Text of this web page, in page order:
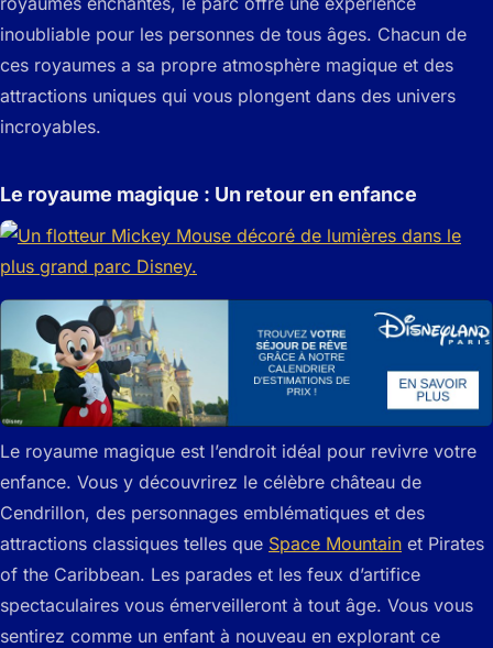
inoubliable pour les personnes de tous âges. Chacun de
ces royaumes a sa propre atmosphère magique et des
attractions uniques qui vous plongent dans des univers
incroyables.
Le royaume magique : Un retour en enfance
Le royaume magique est l’endroit idéal pour revivre votre
enfance. Vous y découvrirez le célèbre château de
Cendrillon, des personnages emblématiques et des
attractions classiques telles que Space Mountain et Pirates
of the Caribbean. Les parades et les feux d’artifice
spectaculaires vous émerveilleront à tout âge. Vous vous
sentirez comme un enfant à nouveau en explorant ce